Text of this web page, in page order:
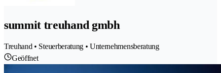
summit treuhand gmbh
Treuhand • Steuerberatung • Unternehmensberatung
Geöffnet